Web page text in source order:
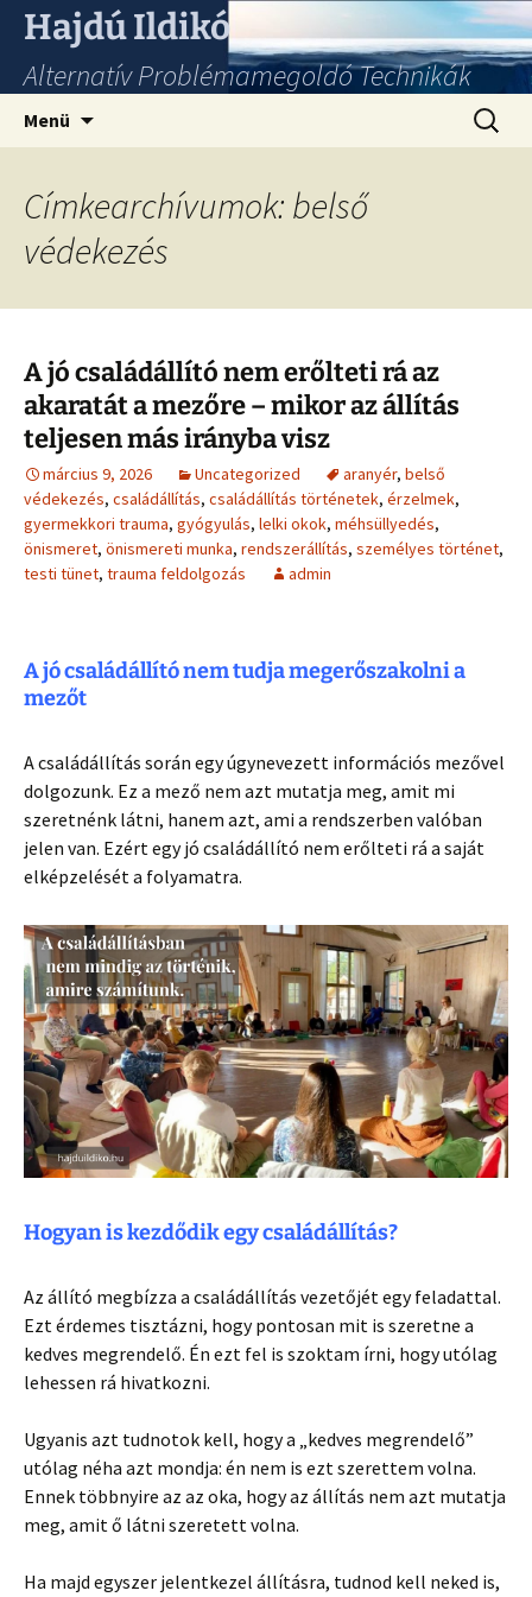
Hajdú Ildikó
Alternatív Problémamegoldó Technikák
Menü
Címkearchívumok: belső
védekezés
A jó családállító nem erőlteti rá az
akaratát a mezőre – mikor az állítás
teljesen más irányba visz
március 9, 2026 Uncategorized aranyér, belső
védekezés, családállítás, családállítás történetek, érzelmek,
gyermekkori trauma, gyógyulás, lelki okok, méhsüllyedés,
önismeret, önismereti munka, rendszerállítás, személyes történet,
testi tünet, trauma feldolgozás admin
A jó családállító nem tudja megerőszakolni a
mezőt
A családállítás során egy úgynevezett információs mezővel
dolgozunk. Ez a mező nem azt mutatja meg, amit mi
szeretnénk látni, hanem azt, ami a rendszerben valóban
jelen van. Ezért egy jó családállító nem erőlteti rá a saját
elképzelését a folyamatra.
Hogyan is kezdődik egy családállítás?
Az állító megbízza a családállítás vezetőjét egy feladattal.
Ezt érdemes tisztázni, hogy pontosan mit is szeretne a
kedves megrendelő. Én ezt fel is szoktam írni, hogy utólag
lehessen rá hivatkozni.
Ugyanis azt tudnotok kell, hogy a „kedves megrendelő”
utólag néha azt mondja: én nem is ezt szerettem volna.
Ennek többnyire az az oka, hogy az állítás nem azt mutatja
meg, amit ő látni szeretett volna.
Ha majd egyszer jelentkezel állításra, tudnod kell neked is,